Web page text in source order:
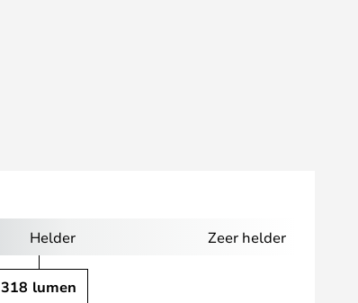
Helder Zeer helder
318 lumen